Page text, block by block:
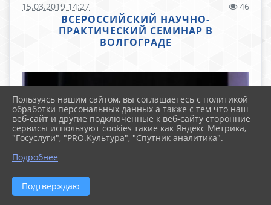
15.03.2019 14:27 46
ВСЕРОССИЙСКИЙ НАУЧНО-
ПРАКТИЧЕСКИЙ СЕМИНАР В
ВОЛГОГРАДЕ
Пользуясь нашим сайтом, вы соглашаетесь с политикой
обработки персональных данных а также с тем что наш
веб-сайт и другие подключенные к веб-сайту сторонние
сервисы используют cookies такие как Яндекс Метрика,
"Госуслуги", "PRO.Культура", "Спутник аналитика".
Подробнее
Подтверждаю